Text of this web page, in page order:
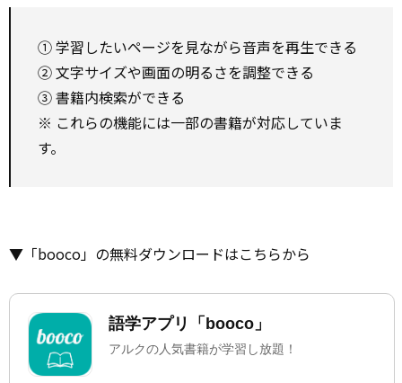
① 学習したいページを見ながら音声を再生できる
② 文字サイズや画面の明るさを調整できる
③ 書籍内検索ができる
※ これらの機能には一部の書籍が対応していま
す。
▼「booco」の無料ダウンロードはこちらから